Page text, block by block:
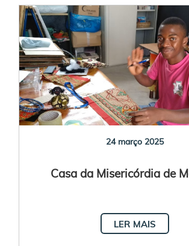
24 março 2025
Casa da Misericórdia de
LER MAIS